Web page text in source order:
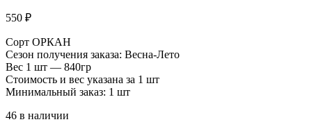
550 ₽
Сорт ОРКАН
Сезон получения заказа: Весна-Лето
Вес 1 шт — 840гр
Стоимость и вес указана за 1 шт
Минимальный заказ: 1 шт
46 в наличии